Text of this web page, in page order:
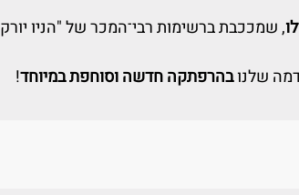
, שמככבת ברשימות רבי־המכר של "הניו יורק
שלנובהרפתקה חדשה וסוחפת במיוחד!